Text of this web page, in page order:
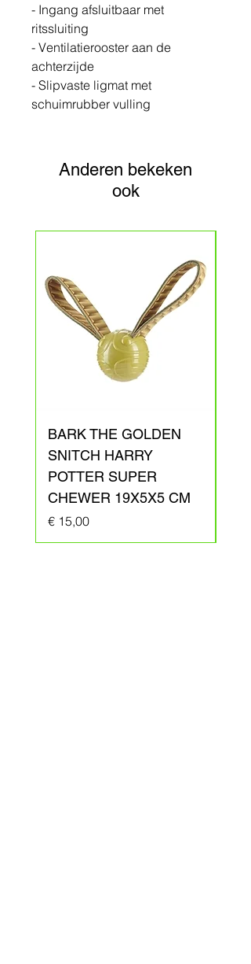
- Ingang afsluitbaar met
ritssluiting
- Ventilatierooster aan de
achterzijde
- Slipvaste ligmat met
schuimrubber vulling
Anderen bekeken
ook
BARK THE GOLDEN
SNITCH HARRY
POTTER SUPER
CHEWER 19X5X5 CM
Prijs
€ 15,00